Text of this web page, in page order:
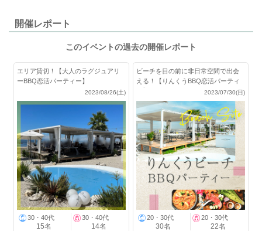
開催レポート
このイベントの過去の開催レポート
エリア貸切！【大人のラグジュアリ
ーBBQ恋活パーティー】
2023/08/26(土)
30・40代
15名
30・40代
14名
ビーチを目の前に非日常空間で出会
える！【りんくうBBQ恋活パーティ
2023/07/30(日)
20・30代
30名
20・30代
22名